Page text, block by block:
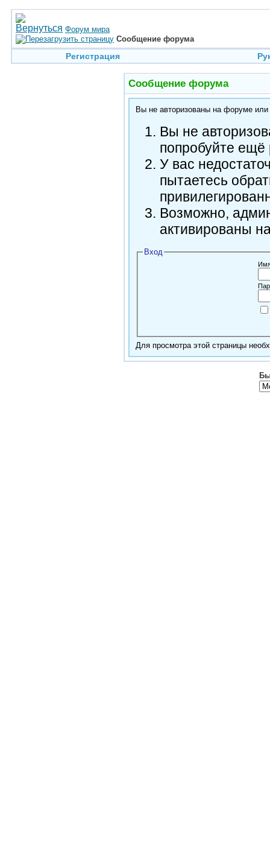
Форум мира
Сообщение форума
Регистрация
Сообщение форума
Вы не авторизованы на форуме или
Вы не
попробуйте ещё
У вас
пытаетесь
Возможно,
активированы
Вход
Для просмотра этой страницы